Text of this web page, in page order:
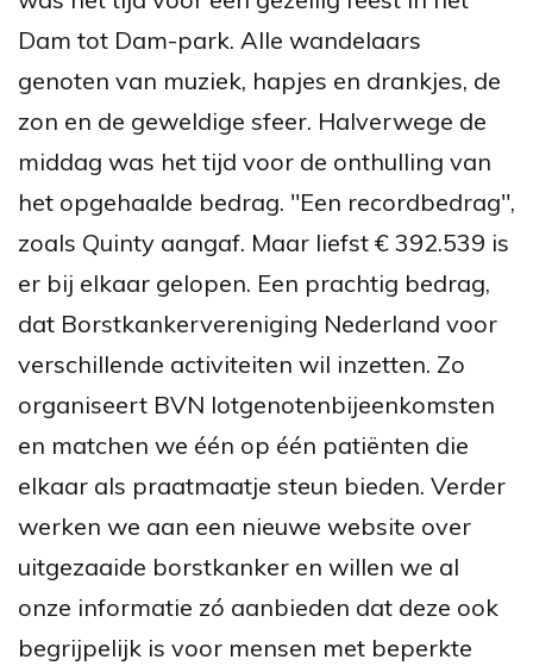
Dam tot Dam-park. Alle wandelaars
genoten van muziek, hapjes en drankjes, de
zon en de geweldige sfeer. Halverwege de
middag was het tijd voor de onthulling van
het opgehaalde bedrag. "Een recordbedrag",
zoals Quinty aangaf. Maar liefst € 392.539 is
er bij elkaar gelopen. Een prachtig bedrag,
dat Borstkankervereniging Nederland voor
verschillende activiteiten wil inzetten. Zo
organiseert BVN lotgenotenbijeenkomsten
en matchen we één op één patiënten die
elkaar als praatmaatje steun bieden. Verder
werken we aan een nieuwe website over
uitgezaaide borstkanker en willen we al
onze informatie zó aanbieden dat deze ook
begrijpelijk is voor mensen met beperkte